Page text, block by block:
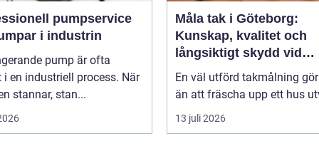
pumpservice
i industrin
pump är ofta
i en industriell process. När
stannar, stan...
Måla tak i Göteborg:
Kunskap, kvalitet och
långsiktigt skydd vid
takmålning i Göteborg
En väl utförd takmålning
än att fräscha upp ett hus
13 juli 2026